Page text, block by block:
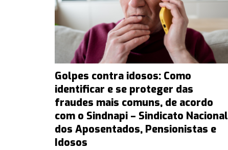
Golpes contra idosos: Como
identificar e se proteger das
fraudes mais comuns, de acordo
com o Sindnapi – Sindicato Nacional
dos Aposentados, Pensionistas e
Idosos